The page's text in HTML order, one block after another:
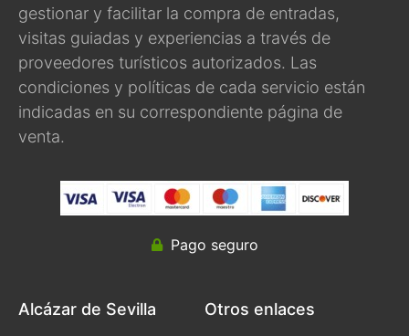
gestionar y facilitar la compra de entradas,
visitas guiadas y experiencias a través de
proveedores turísticos autorizados. Las
condiciones y políticas de cada servicio están
indicadas en su correspondiente página de
venta.
Pago seguro
Alcázar de Sevilla Otros enlaces